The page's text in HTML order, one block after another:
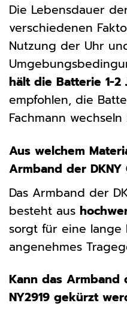
Die Lebensdauer
verschiedenen
Nutzung der Uhr
hält die Batterie 1-2
empfohlen, die
Fachmann wechseln
Aus welchem
Armband der DKNY
Das Armband der
besteht aus
sorgt für eine lange
angenehmes
Kann das Armband
NY2919 gekürzt